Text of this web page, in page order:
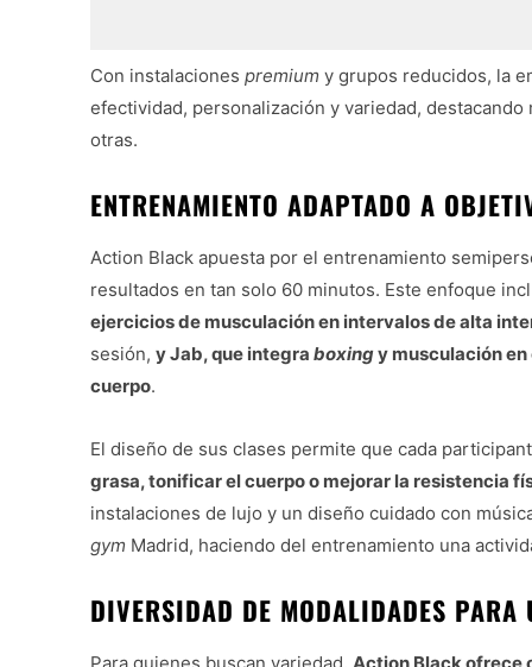
Con instalaciones premium y grupos reducidos, la
efectividad, personalización y variedad,
otras.
ENTRENAMIENTO ADAPTADO A
Action Black apuesta por el entrenamiento
resultados en tan solo 60 minutos. Este enfoque
ejercicios de musculación en intervalos de alta
sesión, y Jab, que integra boxingy musculación
cuerpo.
El diseño de sus clases permite que cada
grasa, tonificar el cuerpo o mejorar la resistencia
instalaciones de lujo y un diseño cuidado con
gym Madrid, haciendo del entrenamiento una
DIVERSIDAD DE MODALIDADES PARA